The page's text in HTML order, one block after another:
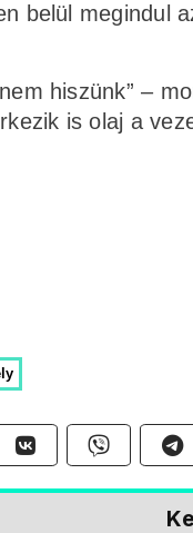
belül megindul
hiszünk” –
is olaj a